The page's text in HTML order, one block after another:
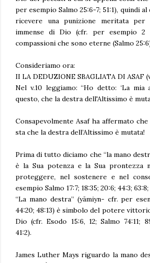
per esempio Salmo 25:6-7; 51:1), quindi
ricevere una punizione meritata per
immense di Dio (cfr. per esempio 2
compassioni che sono eterne (Salmo
Consideriamo ora:
II LA DEDUZIONE SBAGLIATA DI ASAF
Nel v.10 leggiamo: “Ho detto: ‘La
questo, che la destra dell'Altissimo è
Consapevolmente Asaf ha affermato
sta che la destra dell’Altissimo è mutata!
Prima di tutto diciamo che “la mano
è la Sua potenza e la Sua prontezza
proteggere, nel sostenere e nel
esempio Salmo 17:7; 18:35; 20:6; 44:3; 63:8;
“La mano destra” (yāmiyn- cfr. per
44:20; 48:13) è simbolo del potere
Dio (cfr. Esodo 15:6, 12; Salmo 74:11;
41:2).
James Luther Mays riguardo la mano